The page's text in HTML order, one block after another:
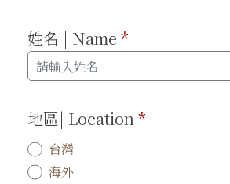
姓名 | Name *
地區| Location*
台灣
海外